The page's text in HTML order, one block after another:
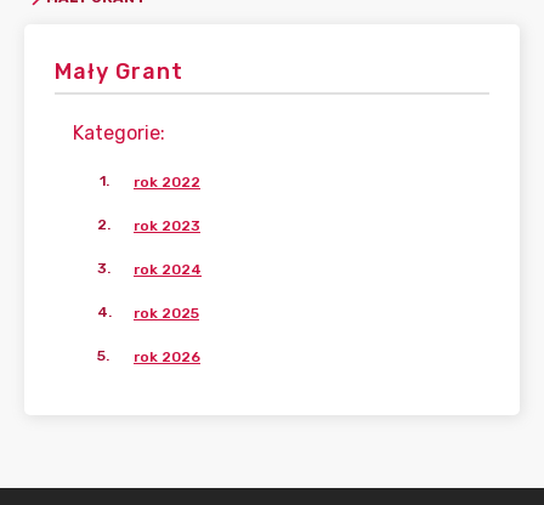
Mały Grant
Kategorie:
1. rok 2022
2. rok 2023
3. rok 2024
4. rok 2025
5. rok 2026